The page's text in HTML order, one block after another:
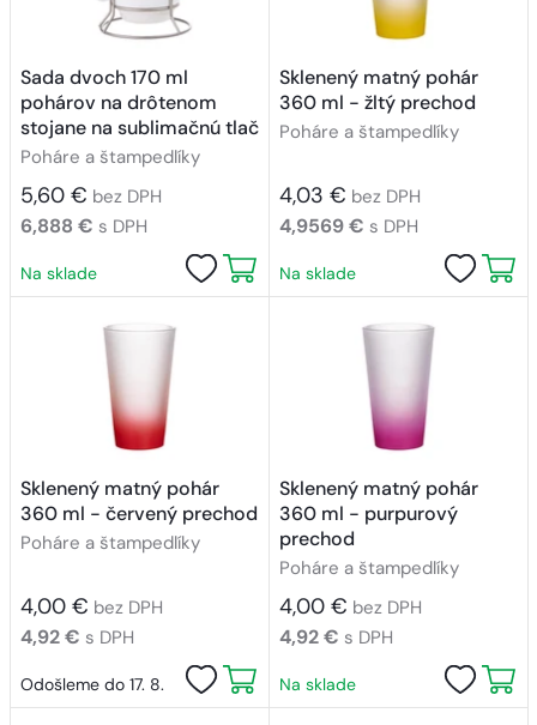
Sada dvoch 170 ml
pohárov na drôtenom
stojane na sublimačnú tlač
Poháre a štampedlíky
5,60 € bez DPH
6,888 € s DPH
Na sklade
Sklenený matný pohár
360 ml - žltý prechod
Poháre a štampedlíky
4,03 € bez DPH
4,9569 € s DPH
Na sklade
Sklenený matný pohár
360 ml - červený prechod
Poháre a štampedlíky
4,00 € bez DPH
4,92 € s DPH
Odošleme do 17. 8.
Sklenený matný pohár
360 ml - purpurový
prechod
Poháre a štampedlíky
4,00 € bez DPH
4,92 € s DPH
Na sklade